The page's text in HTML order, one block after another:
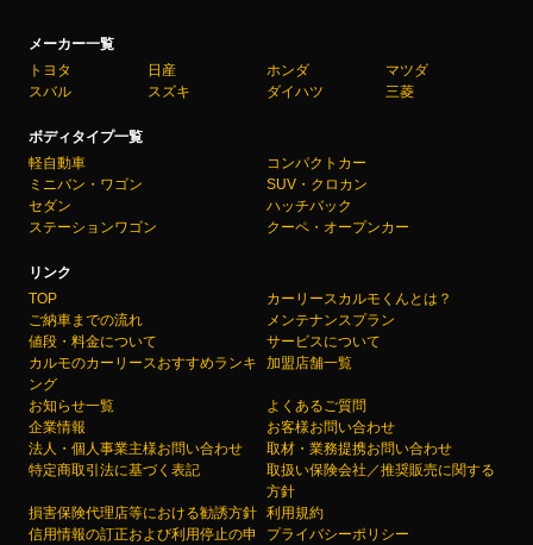
メーカー一覧
トヨタ
日産 ホンダ
マツダ
スバル
スズキ ダイハツ 三菱
ボディタイプ一覧
軽自動車
コンパクトカー
ミニバン・ワゴン
SUV・クロカン
セダン
ハッチバック
ステーションワゴン
クーペ・オープンカー
リンク
TOP
カーリースカルモくんとは？
ご納車までの流れ
メンテナンスプラン
値段・料金について
サービスについて
カルモのカーリースおすすめランキ
ング
加盟店舗一覧
お知らせ一覧
よくあるご質問
企業情報
お客様お問い合わせ
法人・個人事業主様お問い合わせ
取材・業務提携お問い合わせ
特定商取引法に基づく表記
取扱い保険会社／推奨販売に関する
方針
損害保険代理店等における勧誘方針 利用規約
信用情報の訂正および利用停止の申
プライバシーポリシー